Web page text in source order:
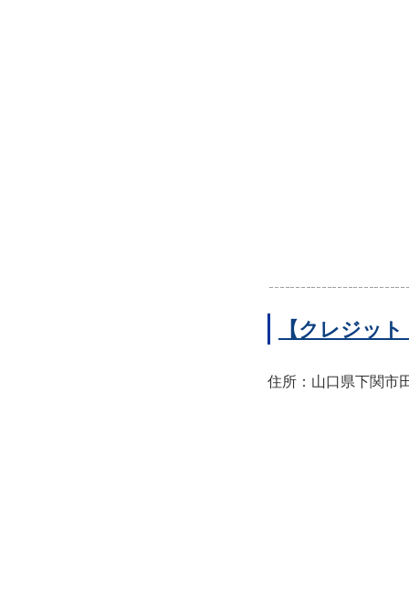
【クレジッ
住所：山口県下関市